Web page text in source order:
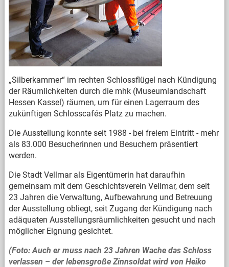
„Silberkammer“ im rechten Schlossflügel nach Kündigung
der Räumlichkeiten durch die mhk (Museumlandschaft
Hessen Kassel) räumen, um für einen Lagerraum des
zukünftigen Schlosscafés Platz zu machen.
Die Ausstellung konnte seit 1988 - bei freiem Eintritt - mehr
als 83.000 Besucherinnen und Besuchern präsentiert
werden.
Die Stadt Vellmar als Eigentümerin hat daraufhin
gemeinsam mit dem Geschichtsverein Vellmar, dem seit
23 Jahren die Verwaltung, Aufbewahrung und Betreuung
der Ausstellung obliegt, seit Zugang der Kündigung nach
adäquaten Ausstellungsräumlichkeiten gesucht und nach
möglicher Eignung gesichtet.
(Foto: Auch er muss nach 23 Jahren Wache das Schloss
verlassen – der lebensgroße Zinnsoldat wird von Heiko